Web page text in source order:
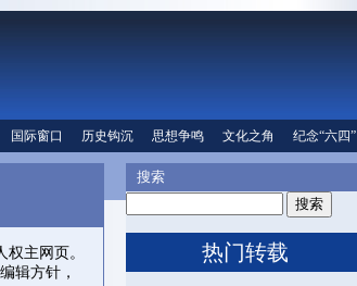
国际窗口 历史钩沉 思想争鸣 文化之角 纪念“六四”
主网页。
辑方针，
搜索
热门转载
野 国际窗口 文化之角 纪念“六四” 人权信息